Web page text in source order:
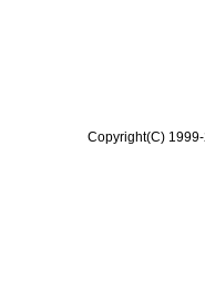
Copyright(C)